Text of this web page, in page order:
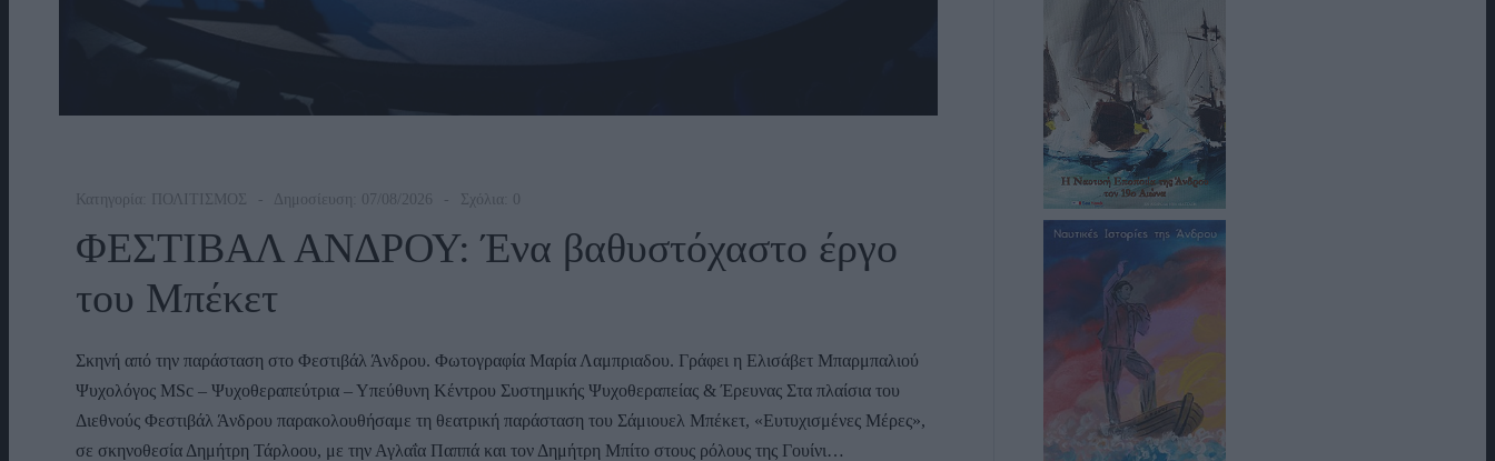
Κατηγορία: ΠΟΛΙΤΙΣΜΟΣ Δημοσίευση: 07/08/2026 Σχόλια: 0
ΦΕΣΤΙΒΑΛ ΑΝΔΡΟΥ: Ένα βαθυστόχαστο έργο
του Μπέκετ
Σκηνή από την παράσταση στο Φεστιβάλ Άνδρου. Φωτογραφία Μαρία Λαμπριαδου. Γράφει η Ελισάβετ Μπαρμπαλιού
Ψυχολόγος ΜSc – Ψυχοθεραπεύτρια – Υπεύθυνη Κέντρου Συστημικής Ψυχοθεραπείας & Έρευνας Στα πλαίσια του
Διεθνούς Φεστιβάλ Άνδρου παρακολουθήσαμε τη θεατρική παράσταση του Σάμιουελ Μπέκετ, «Ευτυχισμένες Μέρες»,
σε σκηνοθεσία Δημήτρη Τάρλοου, με την Αγλαΐα Παππά και τον Δημήτρη Μπίτο στους ρόλους της Γουίνι…